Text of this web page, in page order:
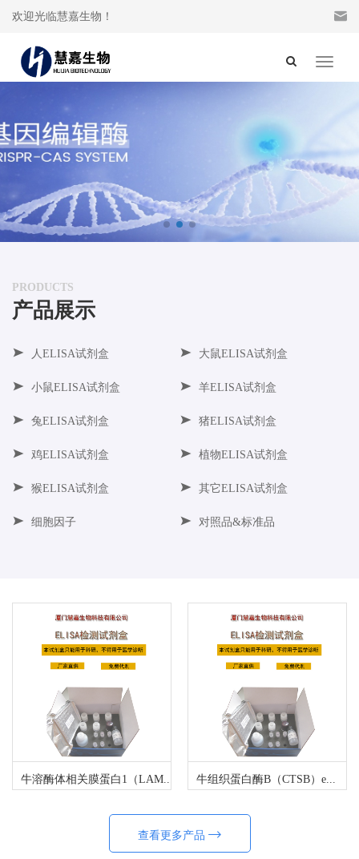
欢迎光临慧嘉生物！
Toggle
PRODUCTS
产品展示
人ELISA试剂盒 大鼠ELISA试剂盒
小鼠ELISA试剂盒 羊ELISA试剂盒
兔ELISA试剂盒 猪ELISA试剂盒
鸡ELISA试剂盒 植物ELISA试剂盒
猴ELISA试剂盒 其它ELISA试剂盒
细胞因子 对照品&标准品
牛溶酶体相关膜蛋白1（LAM... 牛组织蛋白酶B（CTSB）e...
查看更多产品